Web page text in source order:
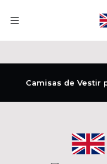
Camisas de Vestir